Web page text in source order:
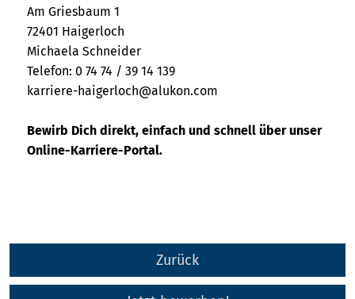
Am Griesbaum 1
72401 Haigerloch
Michaela Schneider
Telefon: 0 74 74 / 39 14 139
karriere-haigerloch@alukon.com
Bewirb Dich direkt, einfach und schnell über unser
Online-Karriere-Portal.
Zurück